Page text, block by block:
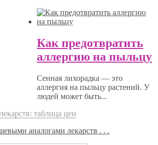
Как предотвратить
аллергию на пыльцу
Сенная лихорадка — это
аллергия на пыльцу растений. У
людей может быть...
таблица цен
аналогами лекарств . . .